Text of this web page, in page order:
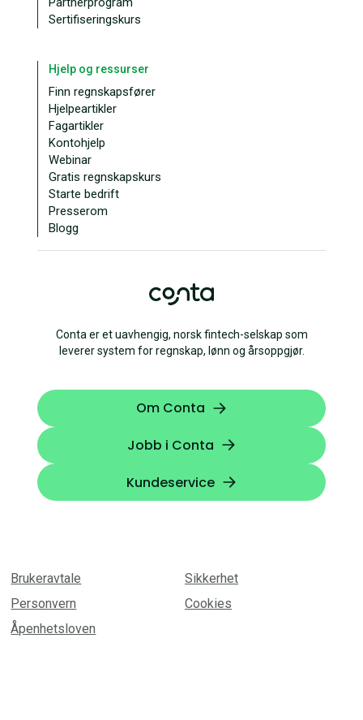
Conta er et uavhengig, norsk fintech-selskap som
leverer system for regnskap, lønn og årsoppgjør.
Om Conta
Jobb i Conta
Kundeservice
Sertifiseringskurs
Hjelp og ressurser
Finn regnskapsfører
Hjelpeartikler
Fagartikler
Kontohjelp
Webinar
Gratis regnskapskurs
Starte bedrift
Presserom
Blogg
Brukeravtale
Sikkerhet
Personvern
Cookies
Åpenhetsloven